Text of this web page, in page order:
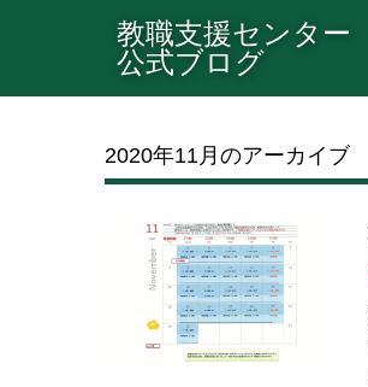
教職支援センター
公式ブログ
2020年11月のアーカイブ